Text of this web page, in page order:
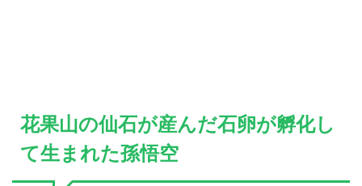
花果山の仙石が産んだ石卵が孵化し
て生まれた孫悟空